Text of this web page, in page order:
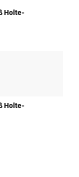
Holte-
Holte-